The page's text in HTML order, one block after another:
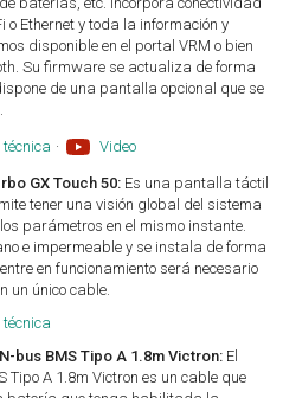
o Ethernet y toda la información y
disponible en el portal VRM o bien
Su firmware se actualiza de forma
de una pantalla opcional que se
técnica · Video
GX Touch 50: Es una pantalla táctil
tener una visión global del sistema
parámetros en el mismo instante.
e impermeable y se instala de forma
en funcionamiento será necesario
un único cable.
técnica
bus BMS Tipo A 1.8m Victron: El
Tipo A 1.8m Victron es un cable que